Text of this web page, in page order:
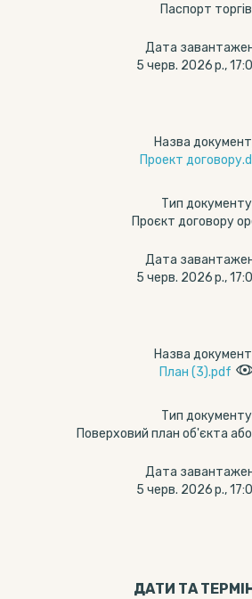
Паспорт торгів
Дата
5 черв. 2026 р.,
Назва
Проект
Тип документу
Проєкт договору
Дата
5 черв. 2026 р.,
Назва
План (3).pdf
Тип документу
Поверховий план об'єкта
Дата
5 черв. 2026 р.,
ДАТИ ТА